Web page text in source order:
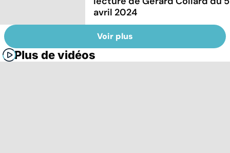
avril 2024
Voir plus
Plus de vidéos